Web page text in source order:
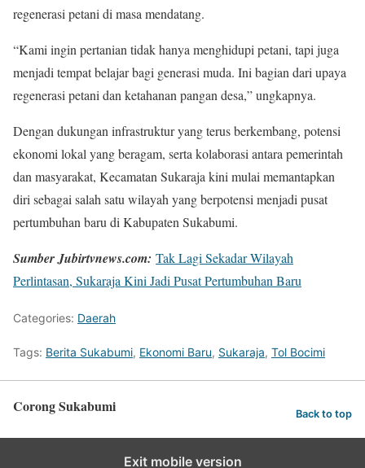
regenerasi petani di masa mendatang.
“Kami ingin pertanian tidak hanya menghidupi petani, tapi juga
menjadi tempat belajar bagi generasi muda. Ini bagian dari upaya
regenerasi petani dan ketahanan pangan desa,” ungkapnya.
Dengan dukungan infrastruktur yang terus berkembang, potensi
ekonomi lokal yang beragam, serta kolaborasi antara pemerintah
dan masyarakat, Kecamatan Sukaraja kini mulai memantapkan
diri sebagai salah satu wilayah yang berpotensi menjadi pusat
pertumbuhan baru di Kabupaten Sukabumi.
Sumber Jubirtvnews.com: Tak Lagi Sekadar Wilayah
Perlintasan, Sukaraja Kini Jadi Pusat Pertumbuhan Baru
Categories: Daerah
Tags: Berita Sukabumi, Ekonomi Baru, Sukaraja, Tol Bocimi
Corong Sukabumi Back to top
Exit mobile version